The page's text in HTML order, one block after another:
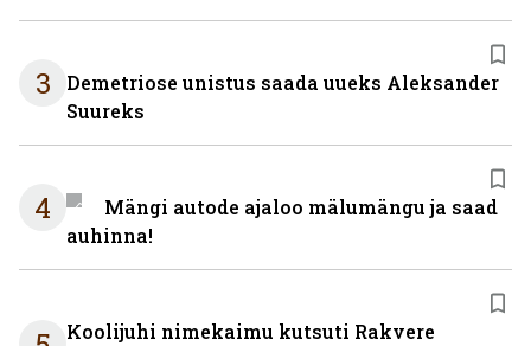
3
Demetriose unistus saada uueks Aleksander
Suureks
4
Mängi autode ajaloo mälumängu ja saad
auhinna!
Koolijuhi nimekaimu kutsuti Rakvere